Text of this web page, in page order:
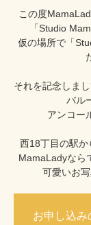
この度
「Studio
仮の場所で「
それを記念しま
バル
アンコー
西18丁目の駅
MamaLadyなら
可愛いお
お申し込み